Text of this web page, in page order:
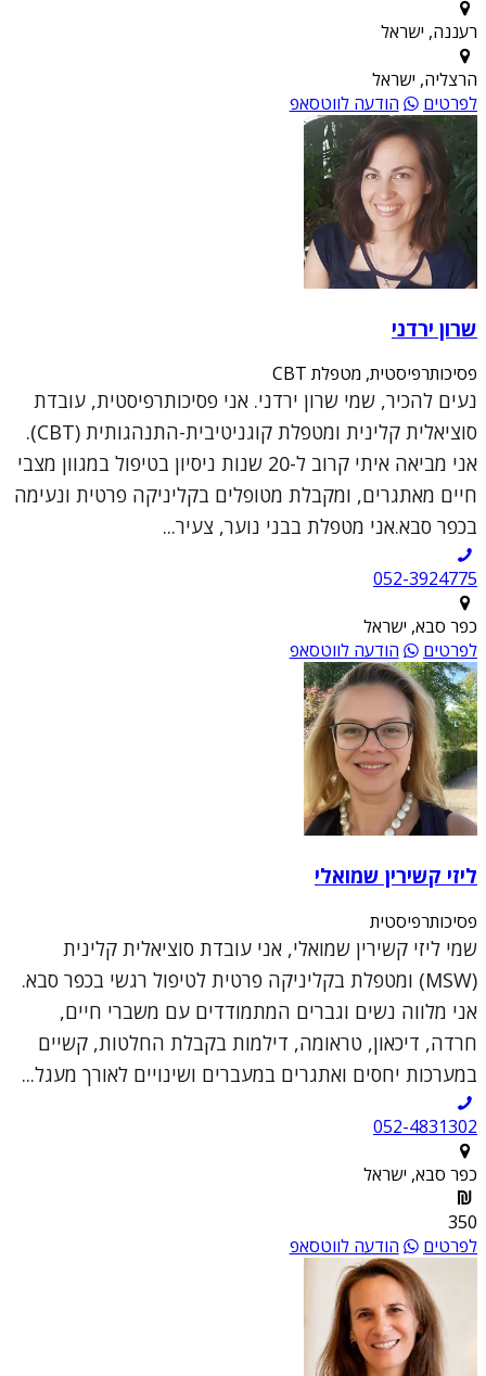
רעננה, ישראל
הרצליה, ישראל
לפרטים
הודעה לווטסאפ
שרון ירדני
פסיכותרפיסטית, מטפלת CBT
נעים להכיר, שמי שרון ירדני. אני פסיכותרפיסטית, עובדת
סוציאלית קלינית ומטפלת קוגניטיבית-התנהגותית (CBT).
אני מביאה איתי קרוב ל-20 שנות ניסיון בטיפול במגוון מצבי
חיים מאתגרים, ומקבלת מטופלים בקליניקה פרטית ונעימה
בכפר סבא.אני מטפלת בבני נוער, צעיר...
052-3924775
כפר סבא, ישראל
לפרטים
הודעה לווטסאפ
ליזי קשירין שמואלי
פסיכותרפיסטית
שמי ליזי קשירין שמואלי, אני עובדת סוציאלית קלינית
(MSW) ומטפלת בקליניקה פרטית לטיפול רגשי בכפר סבא.
אני מלווה נשים וגברים המתמודדים עם משברי חיים,
חרדה, דיכאון, טראומה, דילמות בקבלת החלטות, קשיים
במערכות יחסים ואתגרים במעברים ושינויים לאורך מעגל...
052-4831302
כפר סבא, ישראל
350
לפרטים
הודעה לווטסאפ